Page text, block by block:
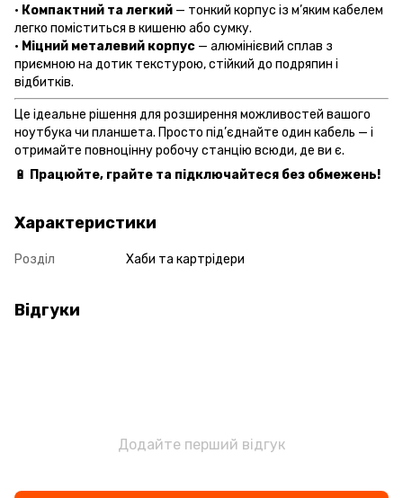
• Компактний та легкий — тонкий корпус із м’яким кабелем
легко поміститься в кишеню або сумку.
• Міцний металевий корпус — алюмінієвий сплав з
приємною на дотик текстурою, стійкий до подряпин і
відбитків.
Це ідеальне рішення для розширення можливостей вашого
ноутбука чи планшета. Просто під’єднайте один кабель — і
отримайте повноцінну робочу станцію всюди, де ви є.
🔋 Працюйте, грайте та підключайтеся без обмежень!
Характеристики
Розділ Хаби та картрідери
Відгуки
Додайте перший відгук